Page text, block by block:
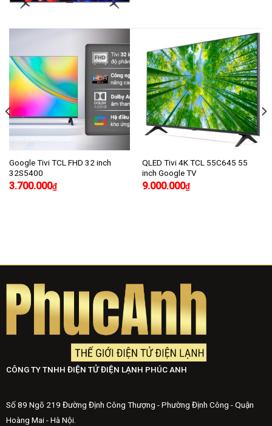
Google Tivi TCL FHD 32 inch
32S5400
3.700.000₫
QLED Tivi 4K TCL 55C645 55
inch Google TV
9.000.000₫
CÔNG TY TNHH ĐIỆN TỬ ĐIỆN LẠNH PHÚC ANH
Số 89 Ngõ 219 Đường Định Công Thượng - Phường Định Công - Quận
Hoàng Mai - Hà Nội.